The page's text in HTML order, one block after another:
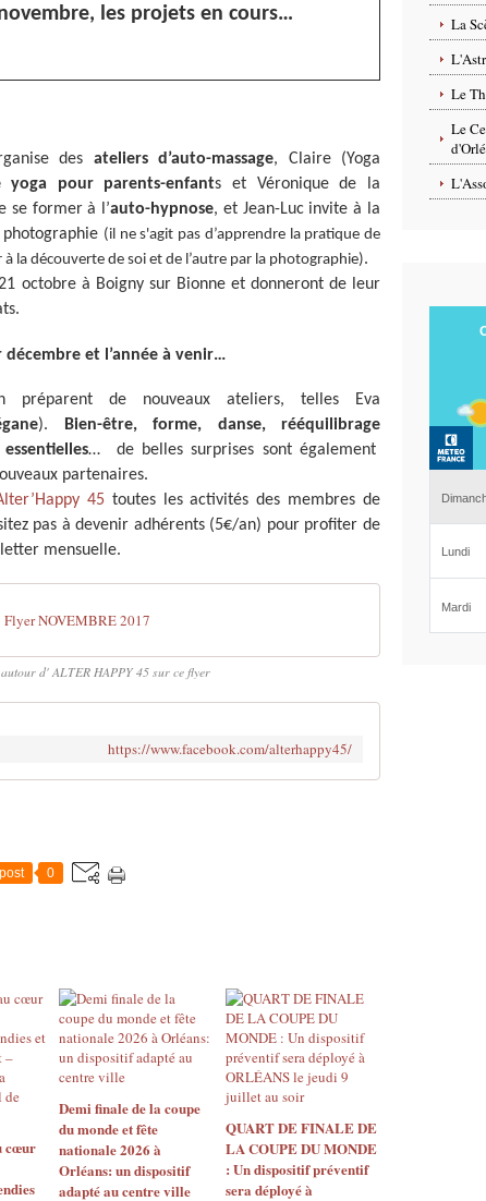
les projets en cours…
des ateliers d’auto-massage, Claire (Yoga
yoga pour parents-enfants et Véronique de la
se former à l’auto-hypnose, et Jean-Luc invite à la
(il ne s'agit pas d’apprendre la pratique de
la découverte de soi et de l’autre par la photographie).
octobre à Boigny sur Bionne et donneront de leur
décembre et l’année à venir…
préparent de nouveaux ateliers, telles Eva
).
Bien-être, forme, danse, rééquilibrage
… de belles surprises sont également
partenaires.
45toutes les activités des membres de
pas à devenir adhérents (5€/an) pour profiter de
mensuelle.
NOVEMBRE 2017
d' ALTER HAPPY 45 sur ce flyer
https://www.facebook.com/alterhappy45/
0
cœur
Demi finale de la coupe
du monde et fête
nationale 2026 à
Orléans: un dispositif
adapté au centre ville
QUART DE FINALE DE
LA COUPE DU MONDE
: Un dispositif préventif
sera déployé à
La
Le
Le